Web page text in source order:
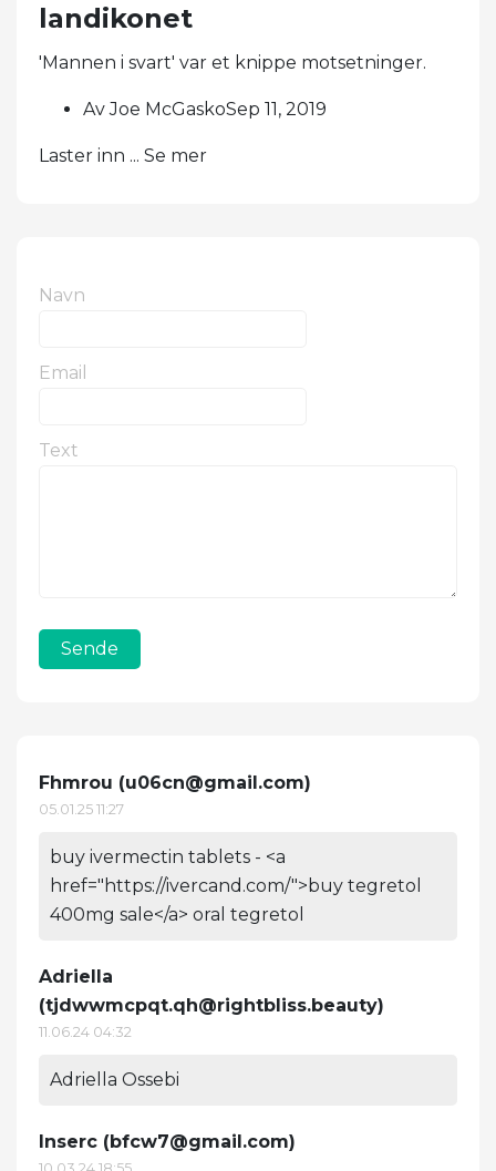
landikonet
'Mannen i svart' var et knippe motsetninger.
Av Joe McGaskoSep 11, 2019
Laster inn ... Se mer
Navn
Email
Text
Sende
Fhmrou (u06cn@gmail.com)
05.01.25 11:27
buy ivermectin tablets - <a
href="https://ivercand.com/">buy tegretol
400mg sale</a> oral tegretol
Adriella
(tjdwwmcpqt.qh@rightbliss.beauty)
11.06.24 04:32
Adriella Ossebi
Inserc (bfcw7@gmail.com)